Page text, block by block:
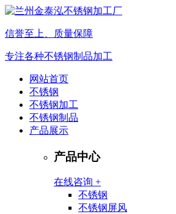
信誉至上、质量保障
专注各种不锈钢制品加工
网站首页
不锈钢
不锈钢加工
不锈钢制品
产品展示
产品中心
在线咨询 +
不锈钢
不锈钢屏风